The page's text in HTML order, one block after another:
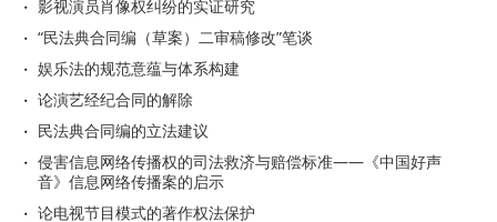
影视演员肖像权纠纷的实证研究
“民法典合同编（草案）二审稿修改”笔谈
娱乐法的规范意蕴与体系构建
论演艺经纪合同的解除
民法典合同编的立法建议
侵害信息网络传播权的司法救济与赔偿标准——《中国好声
音》信息网络传播案的启示
论电视节目模式的著作权法保护